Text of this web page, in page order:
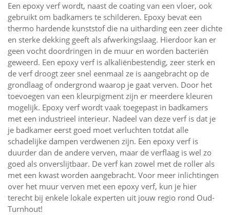
Een epoxy verf wordt, naast de coating van een vloer, ook
gebruikt om badkamers te schilderen. Epoxy bevat een
thermo hardende kunststof die na uitharding een zeer dichte
en sterke dekking geeft als afwerkingslaag. Hierdoor kan er
geen vocht doordringen in de muur en worden bacteriën
geweerd. Een epoxy verf is alkaliënbestendig, zeer sterk en
de verf droogt zeer snel eenmaal ze is aangebracht op de
grondlaag of ondergrond waarop je gaat verven. Door het
toevoegen van een kleurpigment zijn er meerdere kleuren
mogelijk. Epoxy verf wordt vaak toegepast in badkamers
met een industrieel interieur. Nadeel van deze verf is dat je
je badkamer eerst goed moet verluchten totdat alle
schadelijke dampen verdwenen zijn. Een epoxy verf is
duurder dan de andere verven, maar de verflaag is wel zo
goed als onverslijtbaar. De verf kan zowel met de roller als
met een kwast worden aangebracht. Voor meer inlichtingen
over het muur verven met een epoxy verf, kun je hier
terecht bij enkele lokale experten uit jouw regio rond Oud-
Turnhout!